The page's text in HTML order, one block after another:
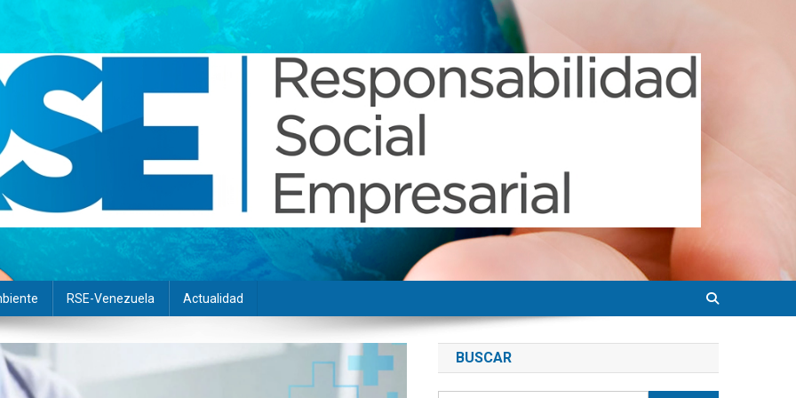
RSE-Venezuela Actualidad
BUSCAR